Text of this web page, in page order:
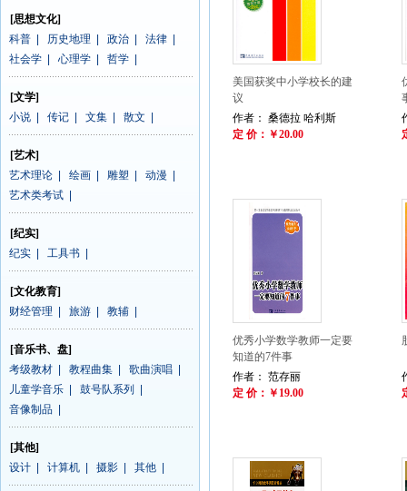
[思想文化]
科普
历史地理 政治 法律
社会学
心理学 哲学
[文学]
小说
传记 文集 散文
[艺术]
艺术理论
绘画 雕塑 动漫
艺术类考试
[纪实]
纪实
工具书
[文化教育]
财经管理
旅游 教辅
[音乐书、盘]
考级教材
教程曲集 歌曲演唱
儿童学音乐
鼓号队系列
音像制品
[其他]
设计
计算机 摄影 其他
美国获奖中小学校长的建
议
作者： 桑德拉 哈利斯
定 价：￥20.00
优秀小学数学教师一定要
知道的7件事
作者： 范存丽
定 价：￥19.00